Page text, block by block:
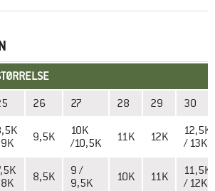
26 27 28 29 30
9,5K
10K
/10,5K
11K 12K
12,5K
/ 13K
8,5K
9 /
9,5K
10K 11K
11,5K
/ 12K